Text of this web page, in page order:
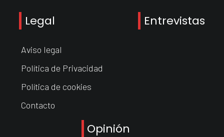
Legal
Aviso legal
Política de Privacidad
Política de cookies
Contacto
Entrevistas
Opinión